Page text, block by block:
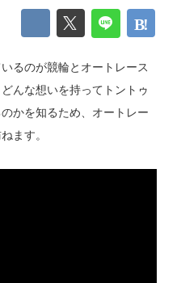
るのが競輪とオートレース
んな想いを持ってトントゥ
かを知るため、オートレー
ます。